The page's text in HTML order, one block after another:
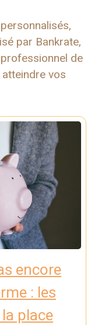
par Bankrate,
de
vos
encore
: les
place